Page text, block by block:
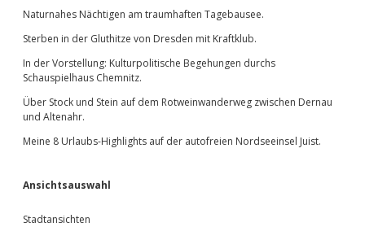
Naturnahes Nächtigen am traumhaften Tagebausee.
Sterben in der Gluthitze von Dresden mit Kraftklub.
In der Vorstellung: Kulturpolitische Begehungen durchs
Schauspielhaus Chemnitz.
Über Stock und Stein auf dem Rotweinwanderweg zwischen Dernau
und Altenahr.
Meine 8 Urlaubs-Highlights auf der autofreien Nordseeinsel Juist.
Ansichtsauswahl
Stadtansichten